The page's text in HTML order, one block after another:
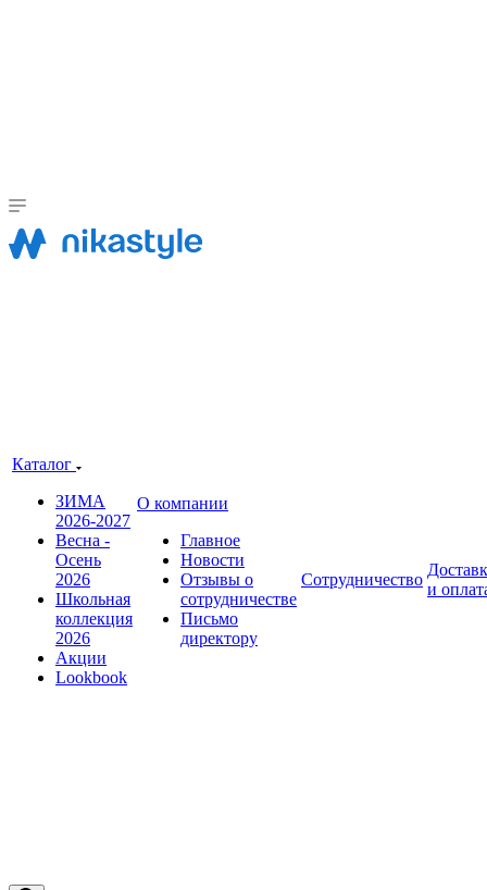
Каталог
ЗИМА
2026-2027
Весна -
Осень
2026
Школьная
коллекция
2026
Акции
Lookbook
О компании
Главное
Новости
Отзывы о
сотрудничестве
Письмо
директору
Сотрудничество
и